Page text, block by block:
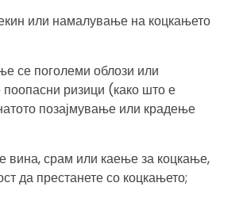
или намалување на коцкањето
се поголеми облози или
ризици (како што е
позајмување или крадење
вина, срам или каење за коцкање,
да престанете со коцкањето;